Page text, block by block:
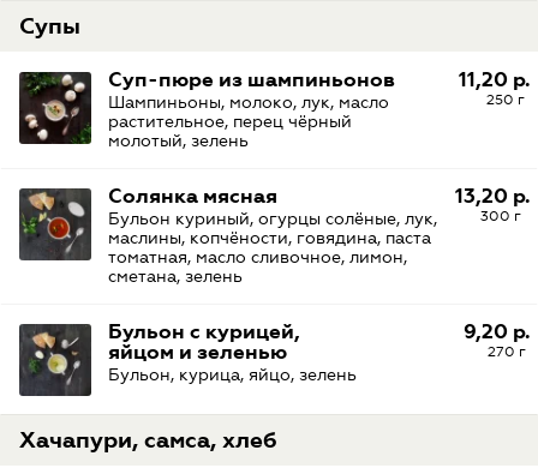
Супы
11,20 р.
250 г
Суп-пюре из шампиньонов
Шампиньоны, молоко, лук, масло
растительное, перец чёрный
молотый, зелень
13,20 р.
300 г
Солянка мясная
Бульон куриный, огурцы солёные, лук,
маслины, копчёности, говядина, паста
томатная, масло сливочное, лимон,
сметана, зелень
9,20 р.
270 г
Бульон с курицей,
яйцом и зеленью
Бульон, курица, яйцо, зелень
Хачапури, самса, хлеб